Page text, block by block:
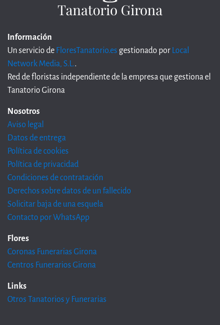
Tanatorio Girona
Información
Un servicio de FloresTanatorio.es gestionado por Local
Network Media, S.L..
Red de floristas independiente de la empresa que gestiona el
Tanatorio Girona
Nosotros
Aviso legal
Datos de entrega
Política de cookies
Política de privacidad
Condiciones de contratación
Derechos sobre datos de un fallecido
Solicitar baja de una esquela
Contacto por WhatsApp
Flores
Coronas Funerarias Girona
Centros Funerarios Girona
Links
Otros Tanatorios y Funerarias